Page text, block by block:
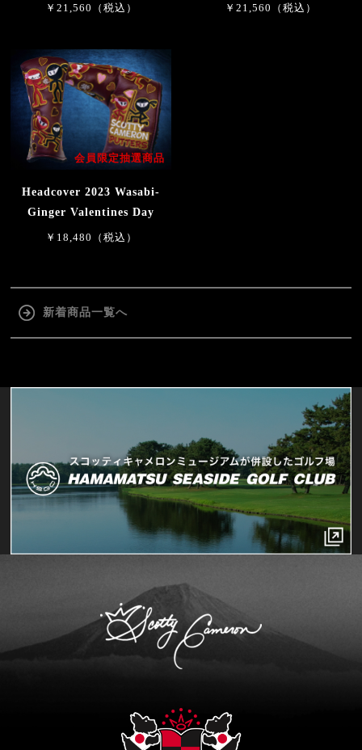
￥21,560（税込） ￥21,560（税込）
会員限定抽選商品
Headcover 2023 Wasabi-
Ginger Valentines Day
￥18,480（税込）
新着商品一覧へ